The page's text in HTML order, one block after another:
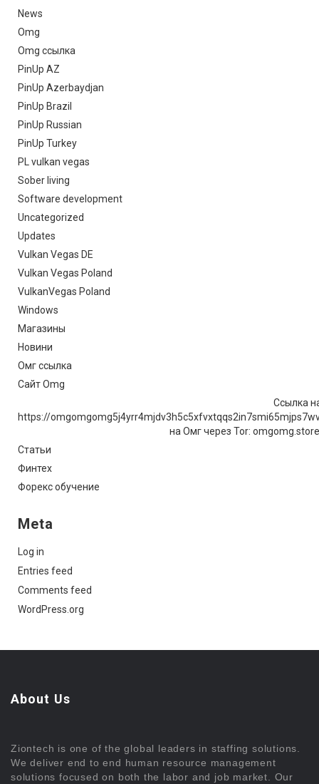
News
Omg
Omg ссылка
PinUp AZ
PinUp Azerbaydjan
PinUp Brazil
PinUp Russian
PinUp Turkey
PL vulkan vegas
Sober living
Software development
Uncategorized
Updates
Vulkan Vegas DE
Vulkan Vegas Poland
VulkanVegas Poland
Windows
Магазины
Новини
Омг ссылка
Сайт Omg
Ссылка
https://
на Омг через Tor:
Статьи
Финтех
Форекс обучение
Meta
Log in
Entries feed
Comments feed
WordPress.org
About Us
Ziontech is one of the global leaders in staffing solutions.
We deliver end to end human resource management
solutions focused on both the labor and job market. Our